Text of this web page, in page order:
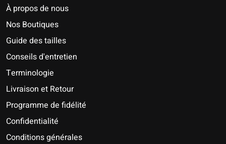
À propos de nous
Nos Boutiques
Guide des tailles
Conseils d'entretien
Terminologie
Livraison et Retour
Programme de fidélité
Confidentialité
Conditions générales